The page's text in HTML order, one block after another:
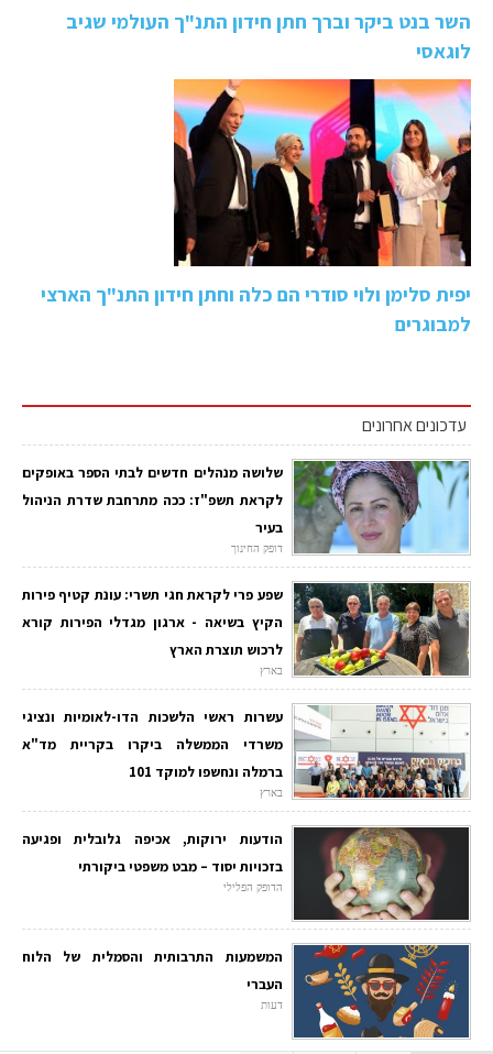
השר בנט ביקר וברך חתן חידון התנ"ך העולמי שגיב
לוגאסי
יפית סלימן ולוי סודרי הם כלה וחתן חידון התנ"ך הארצי
למבוגרים
עדכונים אחרונים
שלושה מנהלים חדשים לבתי הספר באופקים
לקראת תשפ"ז: ככה מתרחבת שדרת הניהול
בעיר
דופק החינוך
שפע פרי לקראת חגי תשרי: עונת קטיף פירות
הקיץ בשיאה - ארגון מגדלי הפירות קורא
לרכוש תוצרת הארץ
בארץ
עשרות ראשי הלשכות הדו-לאומיות ונציגי
משרדי הממשלה ביקרו בקריית מד"א
ברמלה ונחשפו למוקד 101
בארץ
הודעות ירוקות, אכיפה גלובלית ופגיעה
בזכויות יסוד – מבט משפטי ביקורתי
הדופק הפלילי
המשמעות התרבותית והסמלית של הלוח
העברי
דעות